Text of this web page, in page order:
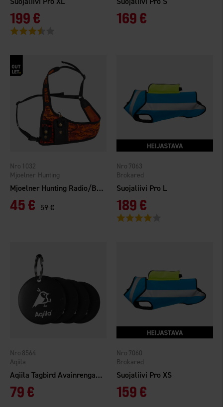
199 €
Arvio:
169 €
Mjoelner Hunting Radio/Beacon Harness
Mjoelner Hunting
1032
45 € 59 €
Suojaliivi Pro L
Brokared
7063
189 €
Arvio:
Aqiila Tagbird Avainrengas 4-pakkaus
Aqiila
8564
79 €
Suojaliivi Pro XS
Brokared
7060
159 €